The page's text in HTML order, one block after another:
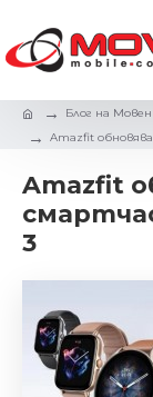
Блог на Мовен
Amazfit
Amazfit
3